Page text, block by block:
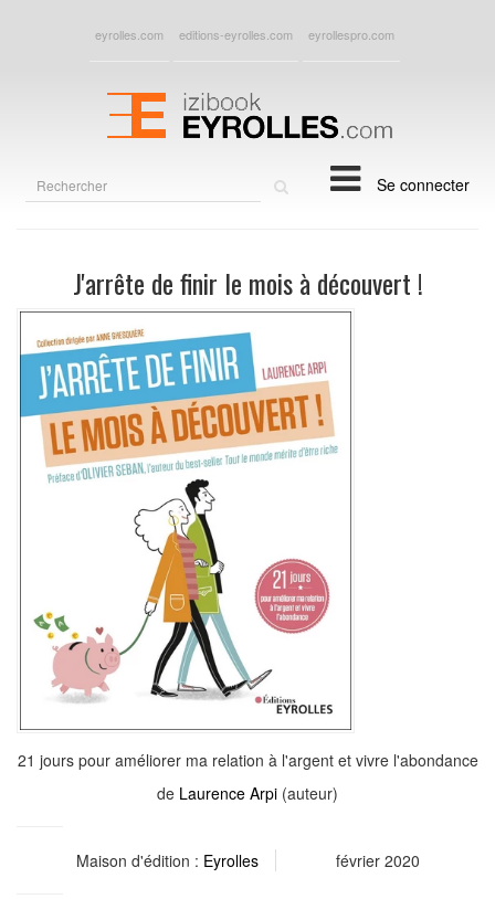
eyrolles.com editions-eyrolles.com eyrollespro.com
Se connecter
J'arrête de finir le mois à découvert !
21 jours pour améliorer ma relation à l'argent et vivre l'abondance
de Laurence Arpi (auteur)
Maison d'édition : Eyrolles février 2020